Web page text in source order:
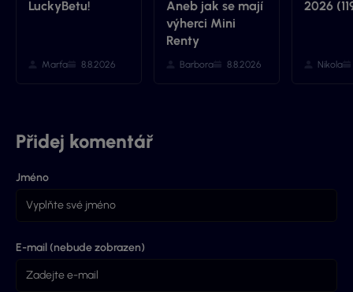
LuckyBetu!
Marťa 8.8.2026
Aneb jak se mají
výherci Mini
Renty
Barbora 8.8.2026
2026
Nikola
Přidej komentář
Jméno
E-mail (nebude zobrazen)